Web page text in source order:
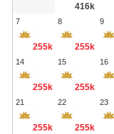
416k
7
255k
8
255k
9
14
255k
15
255k
16
21
255k
22
255k
23